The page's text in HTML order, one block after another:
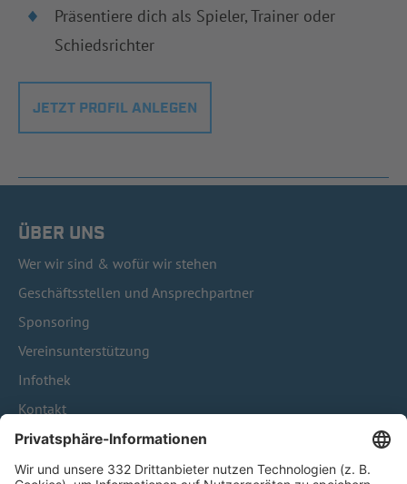
Präsentiere dich als Spieler, Trainer oder
Schiedsrichter
JETZT PROFIL ANLEGEN
ÜBER UNS
Wer wir sind & wofür wir stehen
Geschäftsstellen und Ansprechpartner
Sponsoring
Vereinsunterstützung
Infothek
Kontakt
HÄUFIG BESUCHTE SEITEN